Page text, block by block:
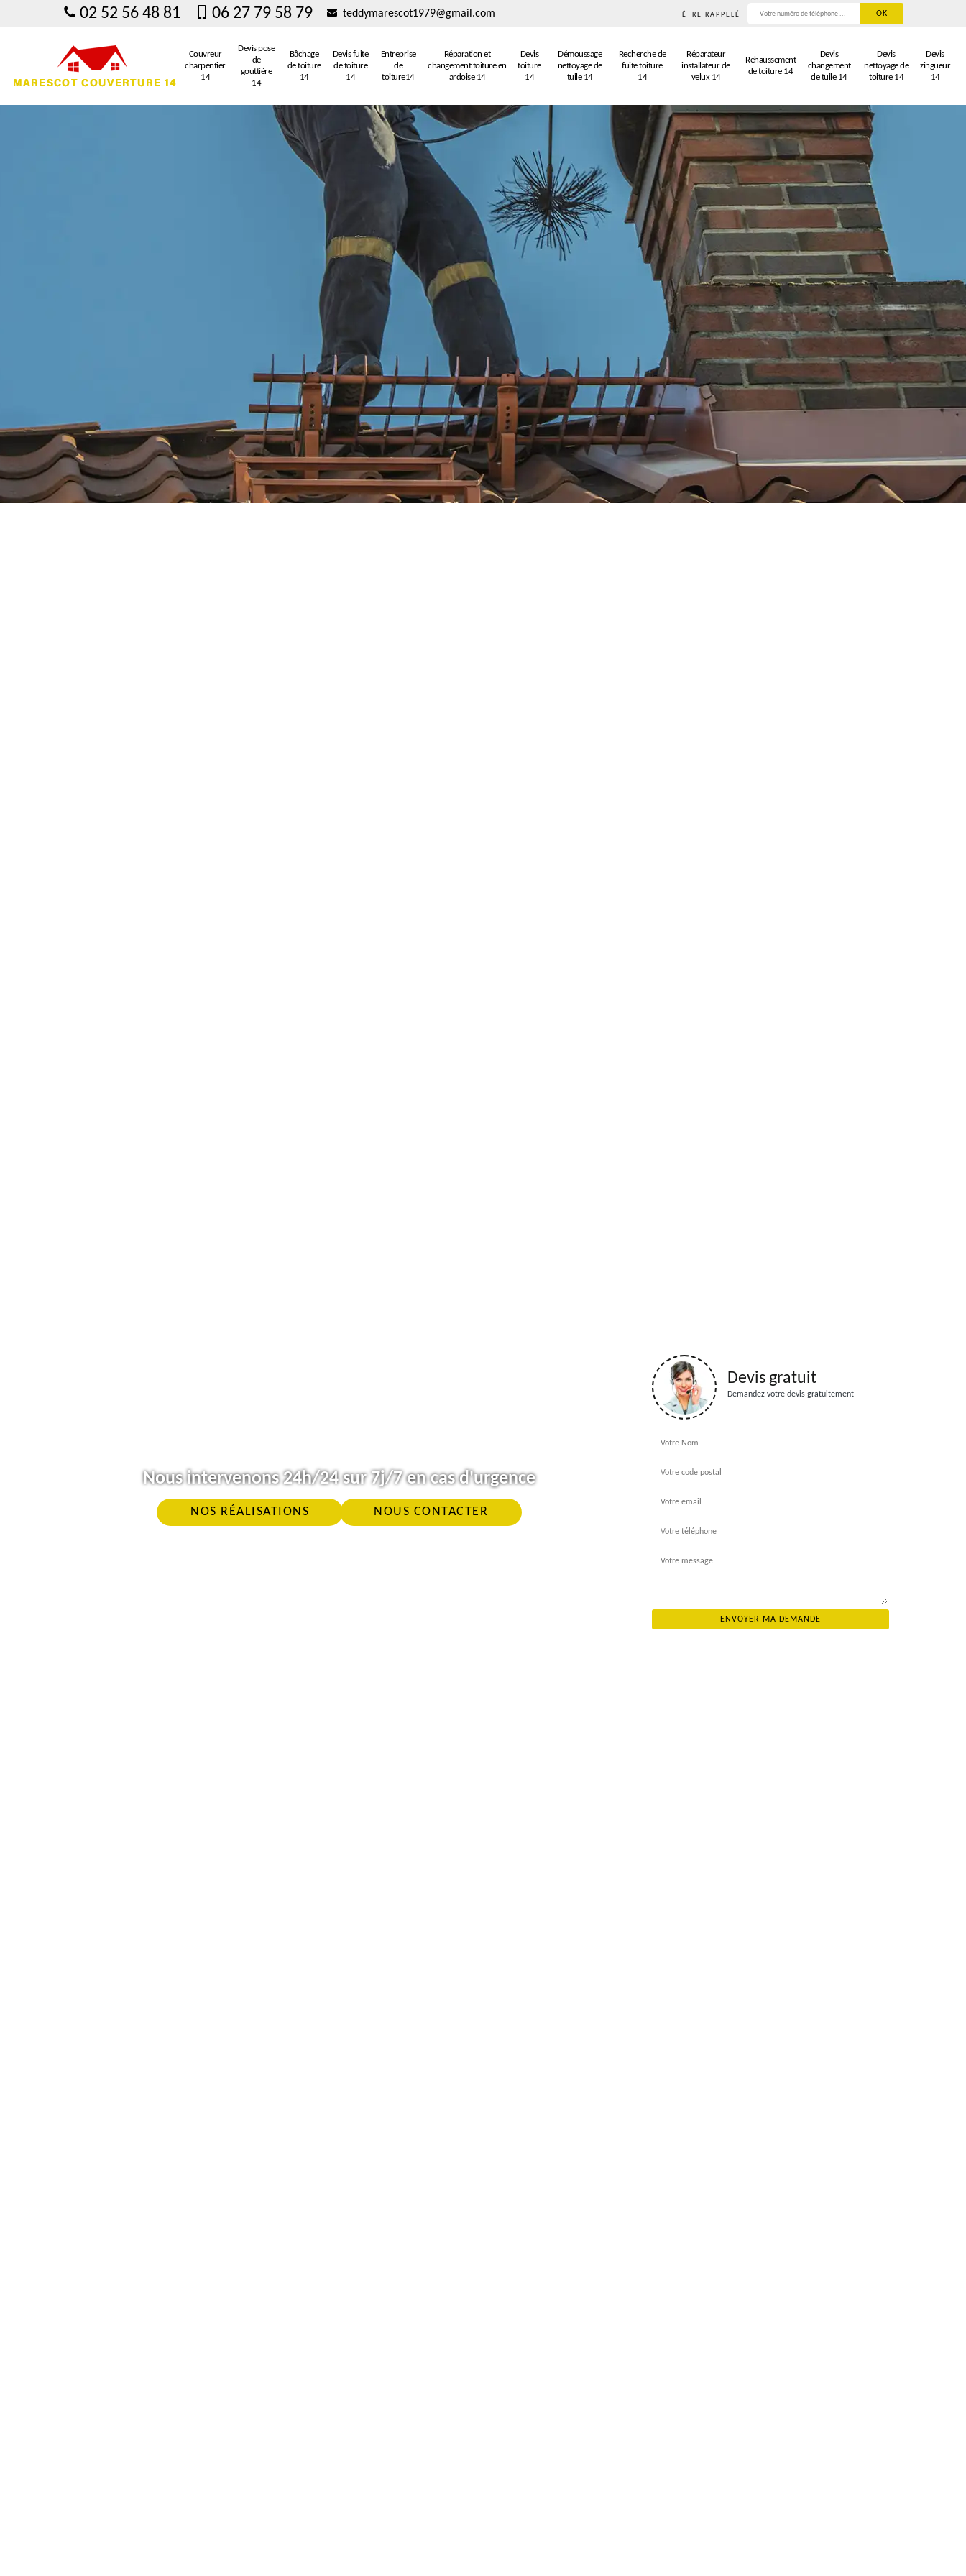
02 52 56 48 81 06 27 79 58 79 teddymarescot1979@gmail.com ÊTRE RAPPELÉ
Couvreur
charpentier
14
Devis pose
de
gouttière
14
Bâchage
de toiture
14
Devis fuite
de toiture
14
Entreprise
de
toiture14
Réparation et
changement toiture en
ardoise 14
Devis
toiture
14
Démoussage
nettoyage de
tuile 14
Recherche de
fuite toiture
14
Réparateur
installateur de
velux 14
Rehaussement
de toiture 14
Devis
changement
de tuile 14
Devis
nettoyage de
toiture 14
Devis
zingueur
14
Nous intervenons 24h/24 sur 7j/7 en cas d'urgence
NOS RÉALISATIONS NOUS CONTACTER
Devis gratuit
Demandez votre devis gratuitement